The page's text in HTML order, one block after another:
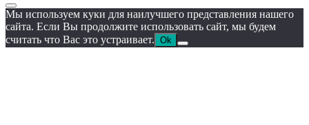
Мы используем куки для наилучшего представления нашего
сайта. Если Вы продолжите использовать сайт, мы будем
считать что Вас это устраивает. Ok